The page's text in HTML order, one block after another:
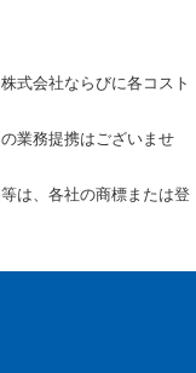
式会社ならびに各コスト
業務提携はございませ
は、各社の商標または登